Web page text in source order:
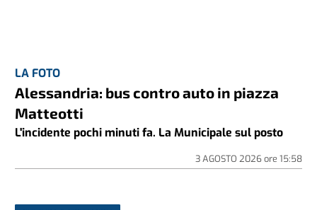
LA FOTO
Alessandria: bus contro auto in piazza
Matteotti
L'incidente pochi minuti fa. La Municipale sul posto
3 AGOSTO 2026ore 15:58